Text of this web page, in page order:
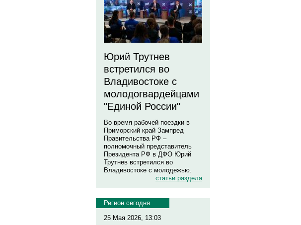
Юрий Трутнев
встретился во
Владивостоке с
молодогвардейцами
"Единой России"
Во время рабочей поездки в
Приморский край Зампред
Правительства РФ –
полномочный представитель
Президента РФ в ДФО Юрий
Трутнев встретился во
Владивостоке с молодежью.
статьи раздела
Регион сегодня
25 Мая 2026, 13:03